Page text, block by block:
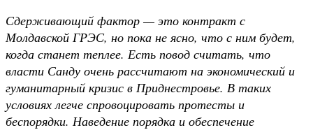
Сдерживающий фактор — это контракт с
Молдавской ГРЭС, но пока не ясно, что с ним будет,
когда станет теплее. Есть повод считать, что
власти Санду очень рассчитают на экономический и
гуманитарный кризис в Приднестровье. В таких
условиях легче спровоцировать протесты и
беспорядки. Наведение порядка и обеспечение